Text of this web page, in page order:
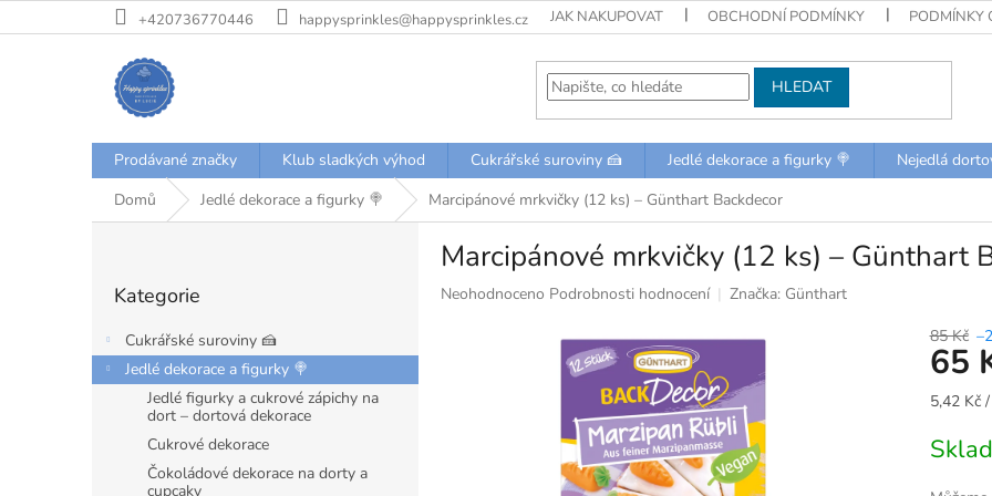
na
+420736770446 happysprinkles@happysprinkles.cz JAK NAKUPOVAT OBCHODNÍ PODMÍNKY PODMÍNKY
HLEDAT
Prodávané značky Klub sladkých výhod Cukrářské suroviny 🍰 Jedlé dekorace a figurky 🍭 Nejedlá
Domů
Jedlé dekorace a figurky 🍭 Marcipánové mrkvičky (12 ks) – Günthart Backdecor
a
n
kategorie
Kategorie
Cukrářské suroviny 🍰
Jedlé dekorace a figurky 🍭
Jedlé figurky a cukrové zápichy na
dort – dortová dekorace
Cukrové dekorace
Čokoládové dekorace na dorty a
cupcaky
Marcipánové mrkvičky (12 ks) – Günthart
Průměrné
Neohodnoceno Podrobnosti hodnocení Značka: Günthart
85 Kč
65
Měrná
5,42 Kč